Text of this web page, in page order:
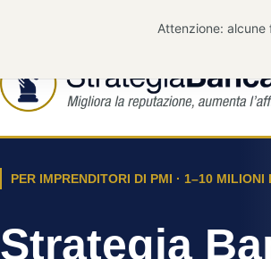
PER IMPRENDITORI DI PMI · 1–10 MILIONI
Strategia